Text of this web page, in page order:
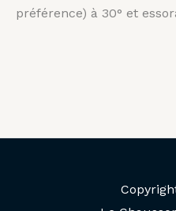
préférence) à 30° et